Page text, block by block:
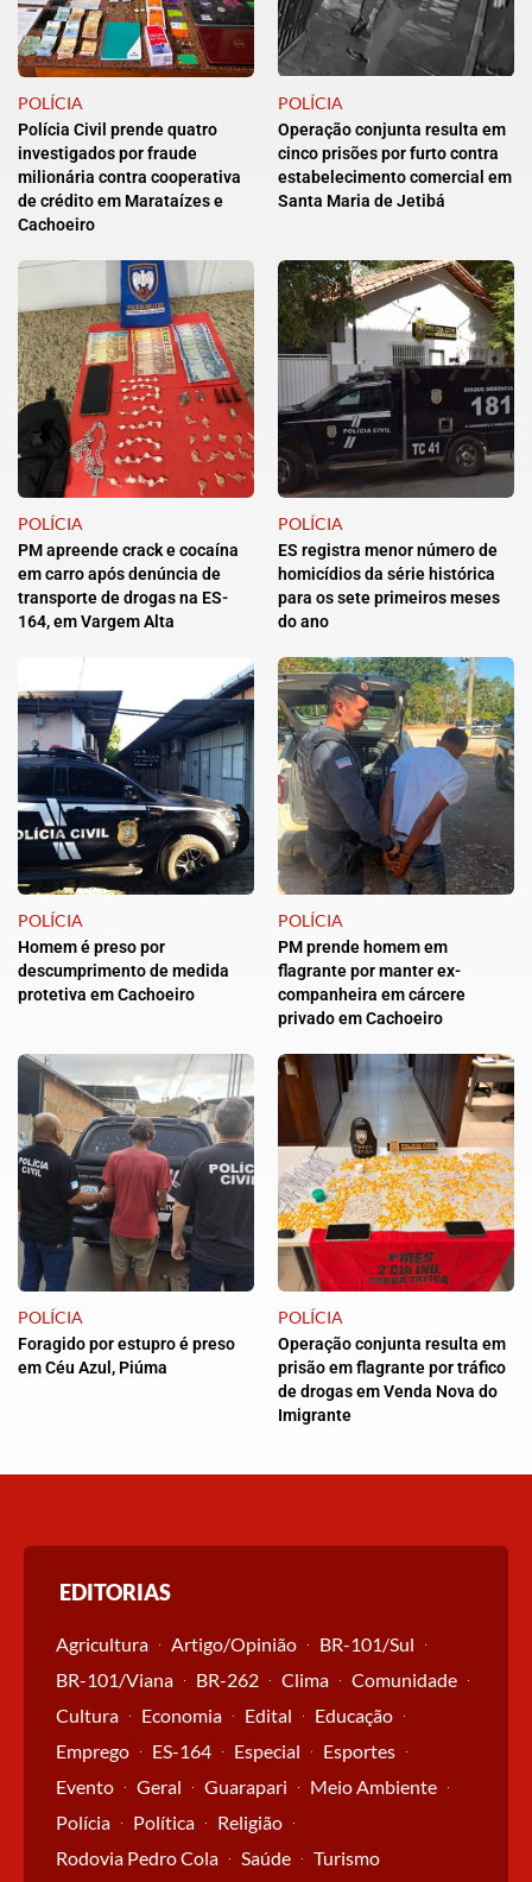
POLÍCIA
Polícia Civil prende quatro
investigados por fraude
milionária contra cooperativa
de crédito em Marataízes e
Cachoeiro
POLÍCIA
Operação conjunta resulta em
cinco prisões por furto contra
estabelecimento comercial em
Santa Maria de Jetibá
POLÍCIA
PM apreende crack e cocaína
em carro após denúncia de
transporte de drogas na ES-
164, em Vargem Alta
POLÍCIA
ES registra menor número de
homicídios da série histórica
para os sete primeiros meses
do ano
POLÍCIA
Homem é preso por
descumprimento de medida
protetiva em Cachoeiro
POLÍCIA
PM prende homem em
flagrante por manter ex-
companheira em cárcere
privado em Cachoeiro
POLÍCIA
Foragido por estupro é preso
em Céu Azul, Piúma
POLÍCIA
Operação conjunta resulta em
prisão em flagrante por tráfico
de drogas em Venda Nova do
Imigrante
EDITORIAS
Agricultura Artigo/Opinião
BR-101/Sul
BR-101/Viana
BR-262 Clima
Comunidade
Cultura
Economia Edital
Educação
Emprego
ES-164 Especial
Esportes
Evento
Geral Guarapari
Meio Ambiente
Polícia
Política
Religião
Rodovia Pedro Cola
Saúde Turismo